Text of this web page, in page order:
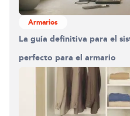
Armarios
La guía definitiva para el
perfecto para el armario